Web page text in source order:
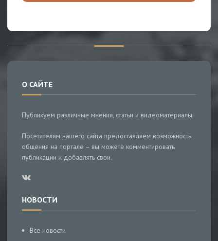
О САЙТЕ
Публикуем различные мнения, статьи и видеоматериалы.
Посетителям нашего сайта предоставляем возможность
общения на портале – вы можете комментировать
публикации и добавлять свои.
НОВОСТИ
Все новости